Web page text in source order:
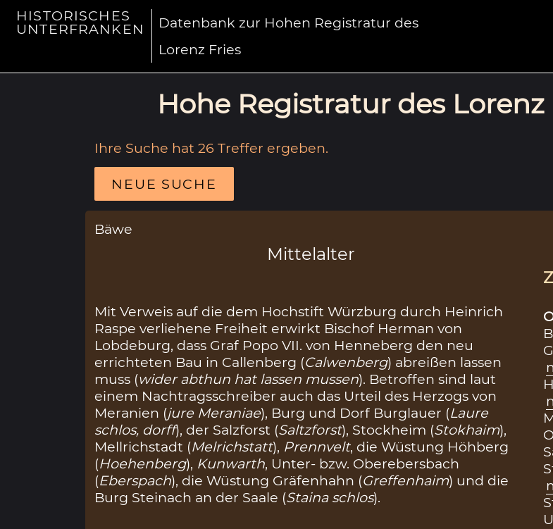
HISTORISCHES
UNTERFRANKEN
Datenbank zur Hohen Registratur des
Lorenz Fries
Hohe Registratur des Lorenz
Ihre Suche hat 26 Treffer ergeben.
NEUE SUCHE
Bäwe
Mittelalter
Mit Verweis auf die dem Hochstift Würzburg durch Heinrich
Raspe verliehene Freiheit erwirkt Bischof Herman von
Lobdeburg, dass Graf Popo VII. von Henneberg den neu
errichteten Bau in Callenberg (Calwenberg) abreißen lassen
muss (wider abthun hat lassen mussen). Betroffen sind laut
einem Nachtragsschreiber auch das Urteil des Herzogs von
Meranien (jure Meraniae), Burg und Dorf Burglauer (Laure
schlos, dorff), der Salzforst (Saltzforst), Stockheim (Stokhaim),
Mellrichstadt (Melrichstatt), Prennvelt, die Wüstung Höhberg
(Hoehenberg), Kunwarth, Unter- bzw. Oberebersbach
(Eberspach), die Wüstung Gräfenhahn (Greffenhaim) und die
Burg Steinach an der Saale (Staina schlos).